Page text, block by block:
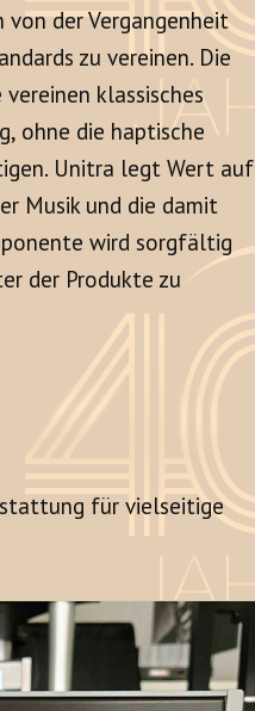
von der Vergangenheit
zu vereinen. Die
klassisches
ohne die haptische
Unitra legt Wert auf
Musik und die damit
wird sorgfältig
der Produkte zu
für vielseitige